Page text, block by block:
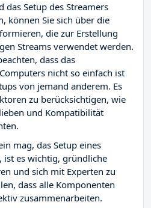
das Setup des Streamers
können Sie sich über die
die zur Erstellung
Streams verwendet werden.
dass das
nicht so einfach ist
von jemand anderem. Es
zu berücksichtigen, wie
und Kompatibilität
mag, das Setup eines
ist es wichtig, gründliche
und sich mit Experten zu
dass alle Komponenten
zusammenarbeiten.